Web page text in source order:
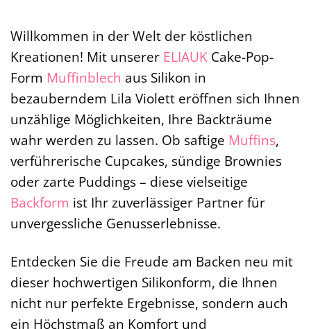
Willkommen in der Welt der köstlichen
Kreationen! Mit unserer ELIAUK Cake-Pop-
Form Muffinblech aus Silikon in
bezauberndem Lila Violett eröffnen sich Ihnen
unzählige Möglichkeiten, Ihre Backträume
wahr werden zu lassen. Ob saftige Muffins,
verführerische Cupcakes, sündige Brownies
oder zarte Puddings – diese vielseitige
Backform ist Ihr zuverlässiger Partner für
unvergessliche Genusserlebnisse.
Entdecken Sie die Freude am Backen neu mit
dieser hochwertigen Silikonform, die Ihnen
nicht nur perfekte Ergebnisse, sondern auch
ein Höchstmaß an Komfort und